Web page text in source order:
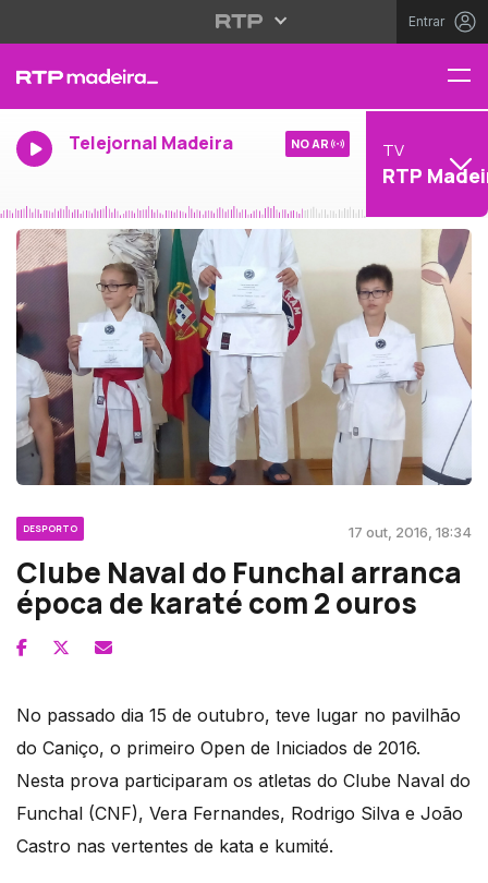
Entrar
Telejornal Madeira NO AR TV
RTP
DESPORTO 17 out, 2016, 18:34
Clube Naval do Funchal arranca
época de karaté com 2 ouros
No passado dia 15 de outubro, teve lugar no pavilhão
do Caniço, o primeiro Open de Iniciados de 2016.
Nesta prova participaram os atletas do Clube Naval do
Funchal (CNF), Vera Fernandes, Rodrigo Silva e João
Castro nas vertentes de kata e kumité.